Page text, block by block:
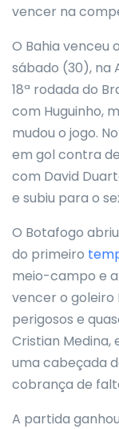
vencer na
O Bahia venceu
sábado (30), na
18ª rodada do
com Huguinho,
mudou o jogo.
em gol contra
com David
e subiu para o
O Botafogo
do primeiro
meio-campo e
vencer o goleiro
perigosos e
Cristian Medina,
uma cabeçada
cobrança de
A partida